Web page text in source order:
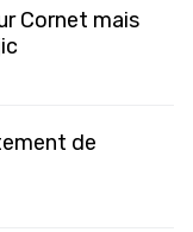
Cornet mais
de